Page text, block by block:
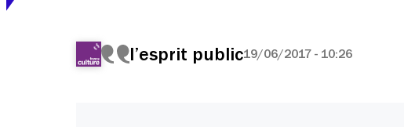
l’esprit public19/06/2017 - 10:26